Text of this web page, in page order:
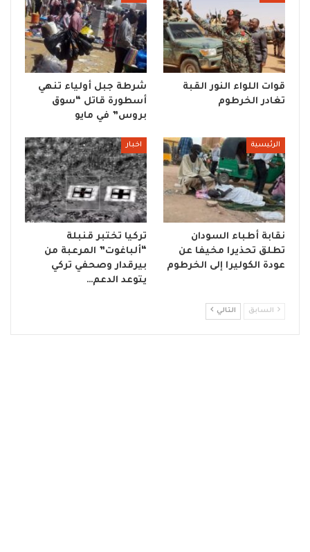
قوات اللواء النور القبة
تغادر الخرطوم
شرطة جبل أولياء تنهي
أسطورة قاتل “سوق
بروس” في مايو
الرئيسية
نقابة أطباء السودان
تطلق تحذيرا مخيفا عن
عودة الكوليرا إلى الخرطوم
اخبار
تركيا تختبر قنبلة
“ألباغوت” المرعبة من
بيرقدار وصحفي تركي
يتوعد الدعم…
السابق التالي